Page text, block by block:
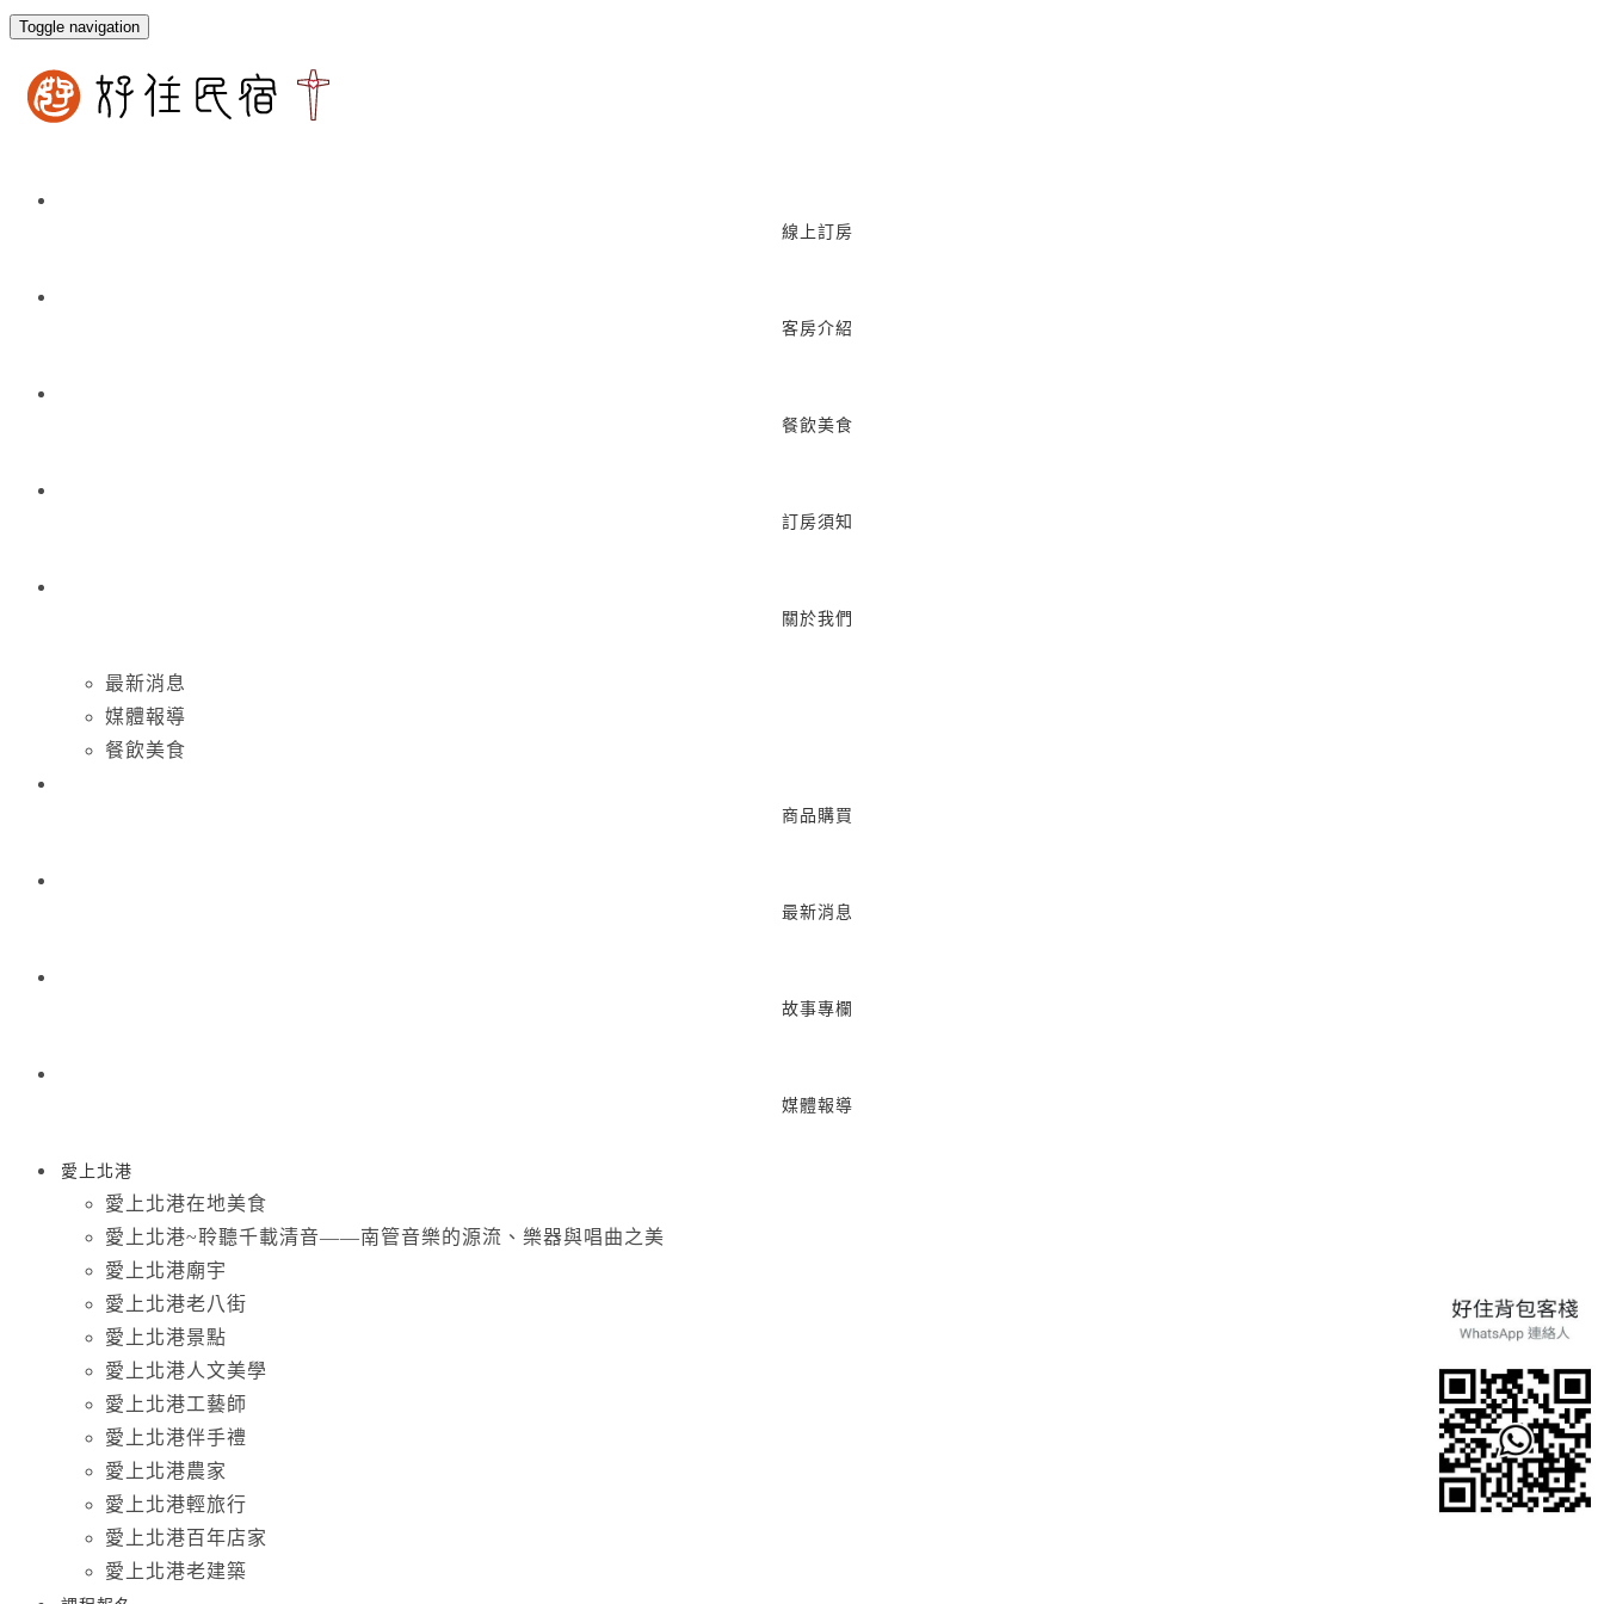
Toggle navigation
線上訂房
客房介紹
餐飲美食
訂房須知
關於我們
最新消息
媒體報導
餐飲美食
商品購買
最新消息
故事專欄
媒體報導
愛上北港
愛上北港在地美食
愛上北港~聆聽千載清音——南管音樂的源流、樂器與唱曲之美
愛上北港廟宇
愛上北港老八街
愛上北港景點
愛上北港人文美學
愛上北港工藝師
愛上北港伴手禮
愛上北港農家
愛上北港輕旅行
愛上北港百年店家
愛上北港老建築